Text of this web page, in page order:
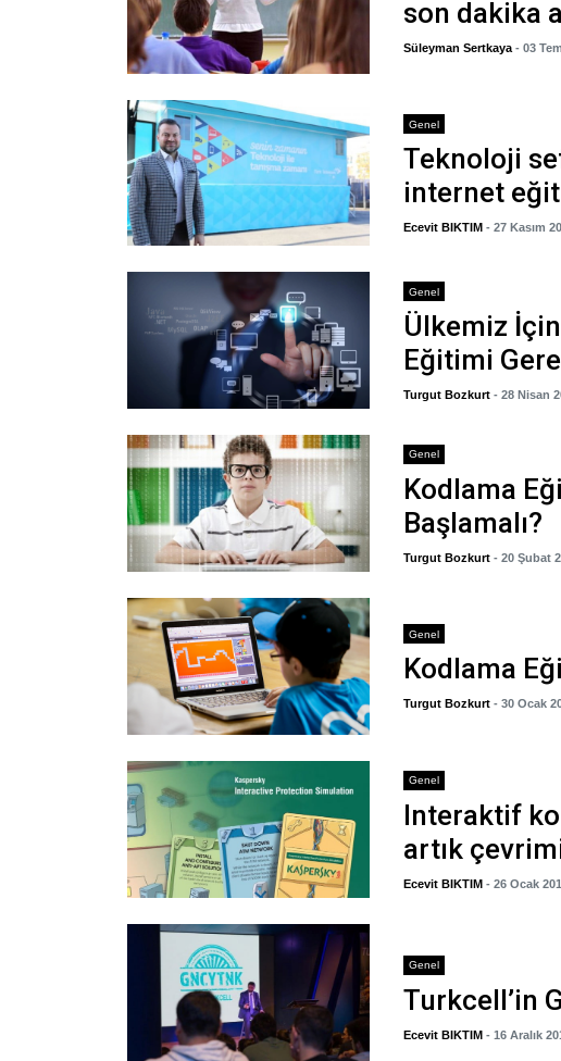
son dakika
Süleyman Sertkaya - 03
Genel
Teknoloji
internet
Ecevit BIKTIM - 27 Kasım
Genel
Ülkemiz İçin
Eğitimi
Turgut Bozkurt - 28 Nisan
Genel
Kodlama
Başlamalı?
Turgut Bozkurt - 20 Şubat
Genel
Kodlama
Turgut Bozkurt - 30 Ocak
Genel
Interaktif
artık
Ecevit BIKTIM - 26 Ocak
Genel
Turkcell’in
Ecevit BIKTIM - 16 Aralık